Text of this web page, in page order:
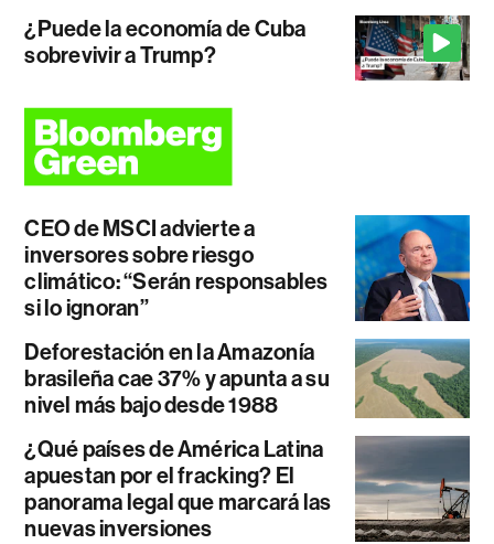
¿Puede la economía de Cuba
sobrevivir a Trump?
CEO de MSCI advierte a
inversores sobre riesgo
climático: “Serán responsables
si lo ignoran”
Deforestación en la Amazonía
brasileña cae 37% y apunta a su
nivel más bajo desde 1988
¿Qué países de América Latina
apuestan por el fracking? El
panorama legal que marcará las
nuevas inversiones